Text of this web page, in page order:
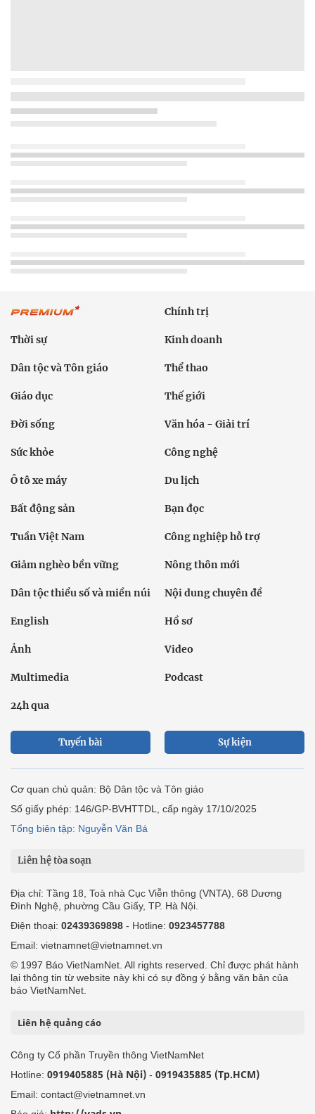
Chính trị
Thời sự Kinh doanh
Dân tộc và Tôn giáo Thể thao
Giáo dục Thế giới
Đời sống Văn hóa - Giải trí
Sức khỏe Công nghệ
Ô tô xe máy Du lịch
Bất động sản Bạn đọc
Tuần Việt Nam Công nghiệp hỗ trợ
Giảm nghèo bền vững Nông thôn mới
Dân tộc thiểu số và miền núi Nội dung chuyên đề
English Hồ sơ
Ảnh Video
Multimedia Podcast
24h qua
Tuyến bài Sự kiện
Cơ quan chủ quản: Bộ Dân tộc và Tôn giáo
Số giấy phép: 146/GP-BVHTTDL, cấp ngày 17/10/2025
Tổng biên tập: Nguyễn Văn Bá
Liên hệ tòa soạn
Địa chỉ: Tầng 18, Toà nhà Cục Viễn thông (VNTA), 68 Dương
Đình Nghệ, phường Cầu Giấy, TP. Hà Nội.
Điện thoại: 02439369898 - Hotline: 0923457788
Email: vietnamnet@vietnamnet.vn
© 1997 Báo VietNamNet. All rights reserved. Chỉ được phát hành
lại thông tin từ website này khi có sự đồng ý bằng văn bản của
báo VietNamNet.
Liên hệ quảng cáo
Công ty Cổ phần Truyền thông VietNamNet
Hotline: 0919405885 (Hà Nội) - 0919435885 (Tp.HCM)
Email: contact@vietnamnet.vn